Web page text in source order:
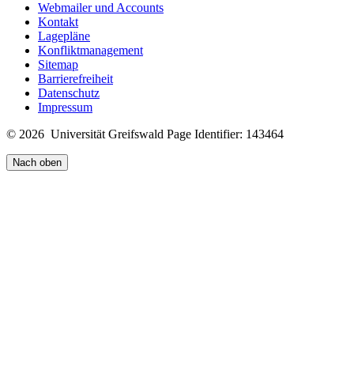
Webmailer und Accounts
Kontakt
Lagepläne
Konfliktmanagement
Sitemap
Barrierefreiheit
Datenschutz
Impressum
© 2026 Universität Greifswald Page Identifier: 143464
Nach oben